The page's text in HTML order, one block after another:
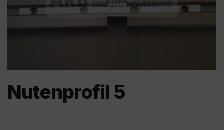
Nutenprofil 5